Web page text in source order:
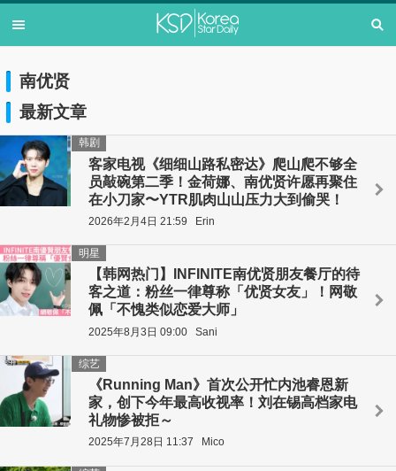
南优贤
最新文章
客家电视《细细山路私密达》爬山爬不够全
员敲碗第二季！金荷娜、南优贤许愿再聚住
在小刀家〜YTR肌肉山山压力大到偷哭！
韩剧
2026年2月4日 21:59 Erin
【韩网热门】INFINITE南优贤朋友餐厅的待
客之道：粉丝一律尊称「优贤女友」！网敬
佩「不愧类似恋爱大师」
明星
2025年8月3日 09:00 Sani
《Running Man》首次公开忙内池睿恩新
家，创下今年最高收视率！刘在锡高档家电
礼物惨被拒～
综艺
2025年7月28日 11:37 Mico